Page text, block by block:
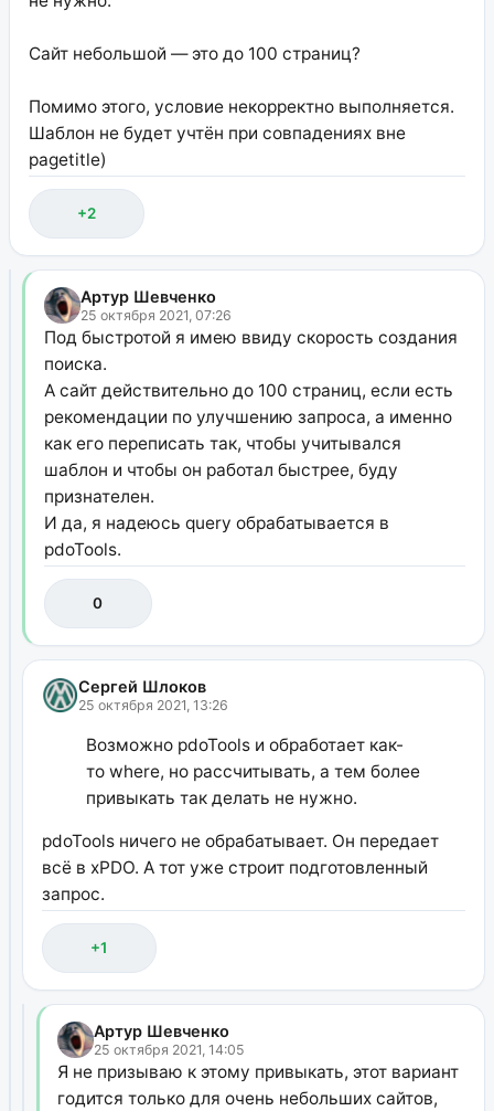
Сайт небольшой — это до 100 страниц?
Помимо этого, условие некорректно выполняется.
Шаблон не будет учтён при совпадениях вне
pagetitle)
+2
Артур Шевченко
25 октября 2021, 07:26
Под быстротой я имею ввиду скорость создания
поиска.
А сайт действительно до 100 страниц, если есть
рекомендации по улучшению запроса, а именно
как его переписать так, чтобы учитывался
шаблон и чтобы он работал быстрее, буду
признателен.
И да, я надеюсь query обрабатывается в
pdoTools.
0
Сергей Шлоков
25 октября 2021, 13:26
Возможно pdoTools и обработает как-
то where, но рассчитывать, а тем более
привыкать так делать не нужно.
pdoTools ничего не обрабатывает. Он передает
всё в xPDO. А тот уже строит подготовленный
запрос.
+1
Артур Шевченко
25 октября 2021, 14:05
Я не призываю к этому привыкать, этот вариант
годится только для очень небольших сайтов,